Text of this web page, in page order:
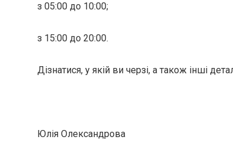
з 05:00 до 10:00;
з 15:00 до 20:00.
Дізнатися, у якій ви черзі, а також інші
Юлія Олександрова